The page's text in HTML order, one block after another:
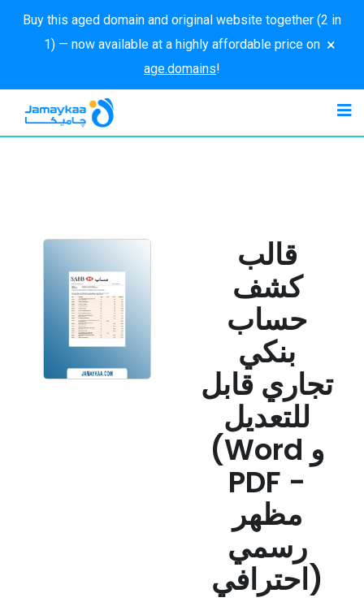
Buy this aged domain and original website together (2 in
1) — now available at a highly affordable price on
age.domains!
×
قالب
كشف
حساب
بنكي
تجاري قابل
للتعديل
(Word و
PDF -
مظهر
رسمي
احترافي)